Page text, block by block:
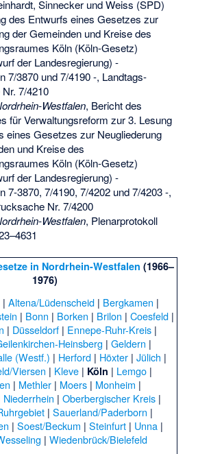
Sinnecker und Weiss (SPD)
des Entwurfs eines Gesetzes zur
der Gemeinden und Kreise des
Köln (Köln-Gesetz)
der Landesregierung) -
7/3870 und 7/4190 -, Landtags-
7/4210
Westfalen, Bericht des
für Verwaltungsreform zur 3. Lesung
eines Gesetzes zur Neugliederung
und Kreise des
Köln (Köln-Gesetz)
der Landesregierung) -
7-3870, 7/4190, 7/4202 und 7/4203 -,
Nr. 7/4200
Westfalen, Plenarprotokoll
in Nordrhein-Westfalen (1966–
1976)
| Altena/Lüdenscheid | Bergkamen |
| Bonn | Borken | Brilon | Coesfeld |
| Düsseldorf| Ennepe-Ruhr-Kreis|
Heinsberg | Geldern |
(Westf.) | Herford| Höxter| Jülich |
Viersen | Kleve| Köln | Lemgo|
| Methler| Moers| Monheim |
Niederrhein | Oberbergischer Kreis |
| Sauerland/Paderborn |
| Soest/Beckum | Steinfurt| Unna|
| Wiedenbrück/Bielefeld